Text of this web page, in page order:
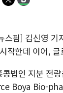
스핌] 김신영 기
작한데 이어,
콩법인 지분 전
Boya Bio-